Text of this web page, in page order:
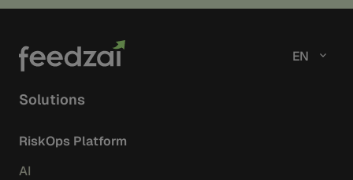
EN
Solutions
RiskOps Platform
AI